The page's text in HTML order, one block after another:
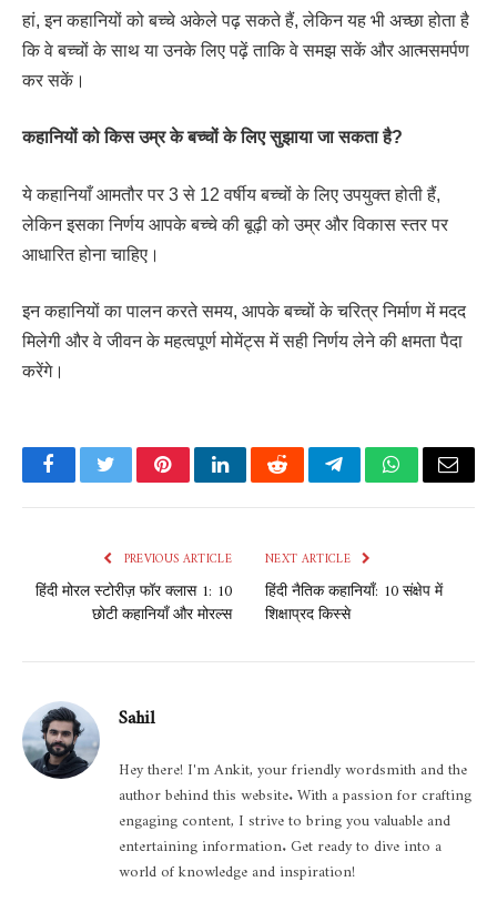
हां, इन कहानियों को बच्चे अकेले पढ़ सकते हैं, लेकिन यह भी अच्छा होता है
कि वे बच्चों के साथ या उनके लिए पढ़ें ताकि वे समझ सकें और आत्मसमर्पण
कर सकें।
कहानियों को किस उम्र के बच्चों के लिए सुझाया जा सकता है?
ये कहानियाँ आमतौर पर 3 से 12 वर्षीय बच्चों के लिए उपयुक्त होती हैं,
लेकिन इसका निर्णय आपके बच्चे की बूढ़ी को उम्र और विकास स्तर पर
आधारित होना चाहिए।
इन कहानियों का पालन करते समय, आपके बच्चों के चरित्र निर्माण में मदद
मिलेगी और वे जीवन के महत्वपूर्ण मोमेंट्स में सही निर्णय लेने की क्षमता पैदा
करेंगे।
FacebookTwitterPinterestLinkedInRedditTelegramWhatsApp
Email
PREVIOUS ARTICLE
हिंदी मोरल स्टोरीज़ फॉर क्लास 1: 10
छोटी कहानियाँ और मोरल्स
NEXT ARTICLE
हिंदी नैतिक कहानियाँ: 10 संक्षेप में
शिक्षाप्रद किस्से
Sahil
Hey there! I'm Ankit, your friendly wordsmith and the
author behind this website. With a passion for crafting
engaging content, I strive to bring you valuable and
entertaining information. Get ready to dive into a
world of knowledge and inspiration!